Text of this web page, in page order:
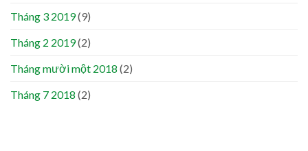
Tháng 3 2019(9)
Tháng 2 2019(2)
Tháng mười một 2018 (2)
Tháng 7 2018 (2)